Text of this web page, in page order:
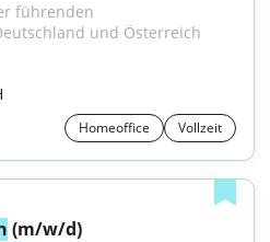
führenden
und Österreich
Homeoffice Vollzeit
(m/w/d)